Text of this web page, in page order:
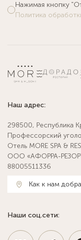
Нажимая кнопку
Политика
Наш адрес:
298500, Республика
Профессорский
Отель MORE SPA &
ООО «АФОРРА-
88005511336
Как к нам
Наши соц.сети: